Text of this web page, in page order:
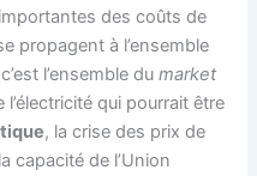
des coûts de
propagent à l’ensemble
l’ensemble dumarket
qui pourrait être
, la crise des prix de
capacité de l’Union